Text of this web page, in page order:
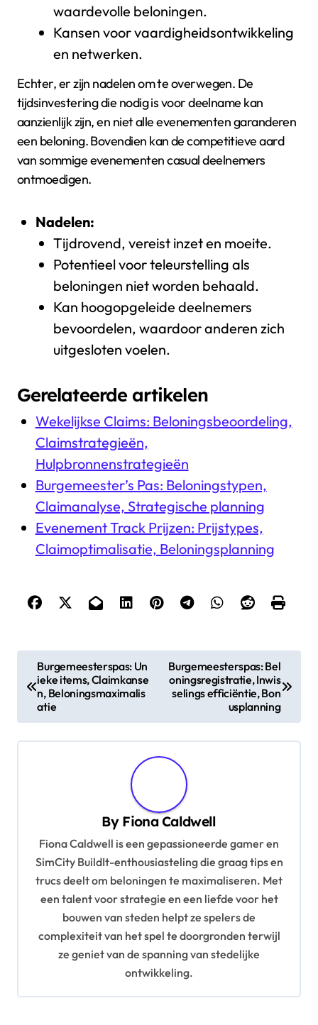
waardevolle beloningen.
Kansen voor vaardigheidsontwikkeling
en netwerken.
Echter, er zijn nadelen om te overwegen. De
tijdsinvestering die nodig is voor deelname kan
aanzienlijk zijn, en niet alle evenementen garanderen
een beloning. Bovendien kan de competitieve aard
van sommige evenementen casual deelnemers
ontmoedigen.
Nadelen:
Tijdrovend, vereist inzet en moeite.
Potentieel voor teleurstelling als
beloningen niet worden behaald.
Kan hoogopgeleide deelnemers
bevoordelen, waardoor anderen zich
uitgesloten voelen.
Gerelateerde artikelen
Wekelijkse Claims: Beloningsbeoordeling,
Claimstrategieën,
Hulpbronnenstrategieën
Burgemeester’s Pas: Beloningstypen,
Claimanalyse, Strategische planning
Evenement Track Prijzen: Prijstypes,
Claimoptimalisatie, Beloningsplanning
o
Burgemeesterspas: Un
ieke items, Claimkanse
n, Beloningsmaximalis
atie
Burgemeesterspas: Bel
oningsregistratie, Inwis
selings efficiëntie, Bon
usplanning
By Fiona Caldwell
Fiona Caldwell is een gepassioneerde gamer en
SimCity BuildIt-enthousiasteling die graag tips en
trucs deelt om beloningen te maximaliseren. Met
een talent voor strategie en een liefde voor het
bouwen van steden helpt ze spelers de
complexiteit van het spel te doorgronden terwijl
ze geniet van de spanning van stedelijke
ontwikkeling.